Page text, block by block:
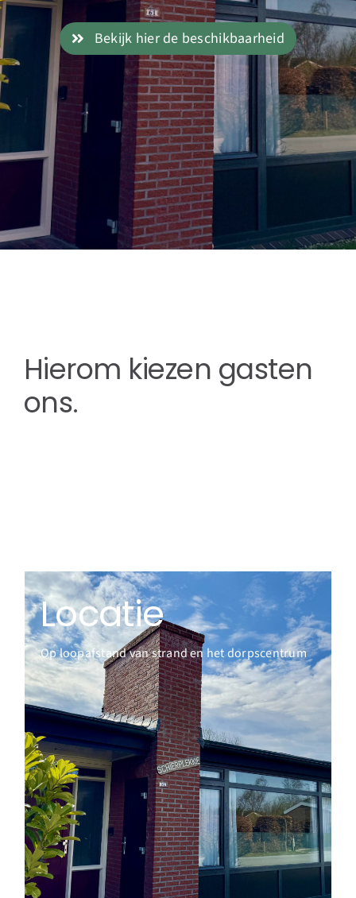
Bekijk hier de beschikbaarheid
Hierom kiezen gasten
ons.
Locatie
Op loopafstand van strand en het dorpscentrum
Schierplekkie ligt op het gezellige bungalowpark
De Monnik en beschikt over een ruime tuin met
veel privacy.
Het strand bevindt zich op slechts 1500 meter
afstand en binnen 1000 meter sta je in het
sfeervolle dorpscentrum met winkels,
restaurants en gezellige terrasjes